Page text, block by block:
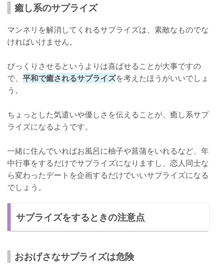
癒し系のサプライズ
マンネリを解消してくれるサプライズは、素敵なものでな
ければいけません。
びっくりさせるというよりは喜ばせることが大事ですの
で、 平和で癒されるサプライズを考えたほうがいいでしょ
う。
ちょっとした気遣いや優しさを伝えることが、癒し系サプ
ライズになるようです。
一緒に住んでいればお風呂に柚子や菖蒲をいれるなど、年
中行事をするだけでサプライズになりますし、恋人同士な
ら変わったデートを企画するだけでいいサプライズになる
でしょう。
サプライズをするときの注意点
おおげさなサプライズは危険